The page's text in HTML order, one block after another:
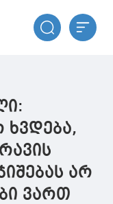
ხვდება,
არ
ვართ